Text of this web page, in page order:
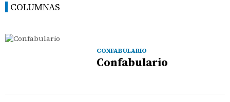
COLUMNAS
CONFABULARIO
Confabulario